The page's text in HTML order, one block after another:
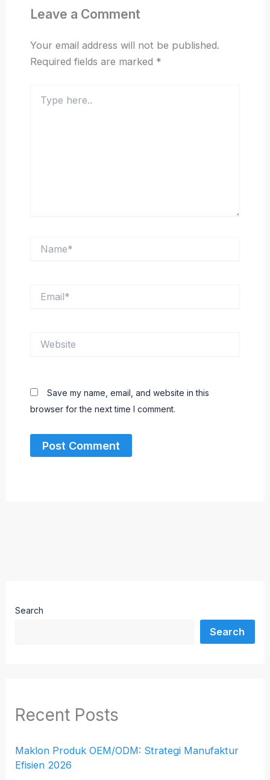
Leave a Comment
Your email address will not be published.
Required fields are marked *
here..
Save my name, email, and website in this
browser for the next time I comment.
Search
Search
Recent Posts
Maklon Produk OEM/ODM: Strategi Manufaktur
Efisien 2026